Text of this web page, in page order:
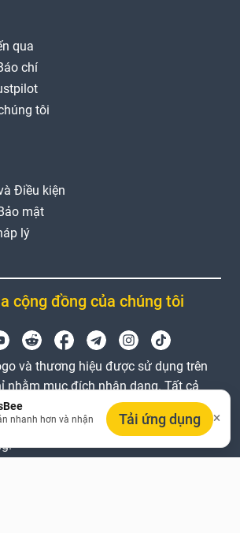
qua
chí
tôi
Điều kiện
mật
lý
cộng đồng của chúng tôi
và thương hiệu được sử dụng trên
nhằm mục đích nhận dạng. Tất cả
nhãn hiệu đã đăng ký là tài sản của
ứng. Coinsbee không liên kết với các
nhanh hơn và nhận
Tải ứng dụng